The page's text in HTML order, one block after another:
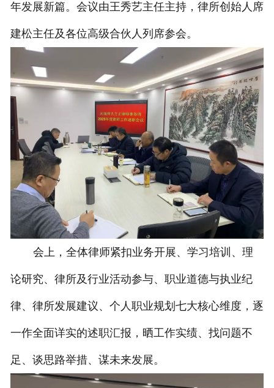
联系我们
年发展新篇。会议由王秀艺主任主持，律所创始人席
建松主任及各位高级合伙人列席参会。
会上，全体律师紧扣业务开展、学习培训、理
论研究、律所及行业活动参与、职业道德与执业纪
律、律所发展建议、个人职业规划七大核心维度，逐
一作全面详实的述职汇报，晒工作实绩、找问题不
足、谈思路举措、谋未来发展。